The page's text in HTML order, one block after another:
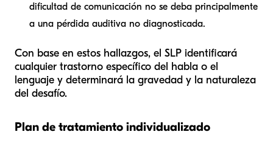
dificultad de comunicación no se deba principalmente
a una pérdida auditiva no diagnosticada.
Con base en estos hallazgos, el SLP identificará
cualquier trastorno específico del habla o el
lenguaje y determinará la gravedad y la naturaleza
del desafío.
Plan de tratamiento individualizado